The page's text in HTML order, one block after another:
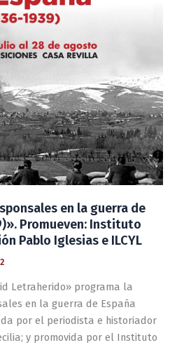
en la guerra de
Promueven: Instituto
Pablo Iglesias e ILCYL
Letraherido» programa la
en la guerra de España
por el periodista e historiador
y promovida por el Instituto